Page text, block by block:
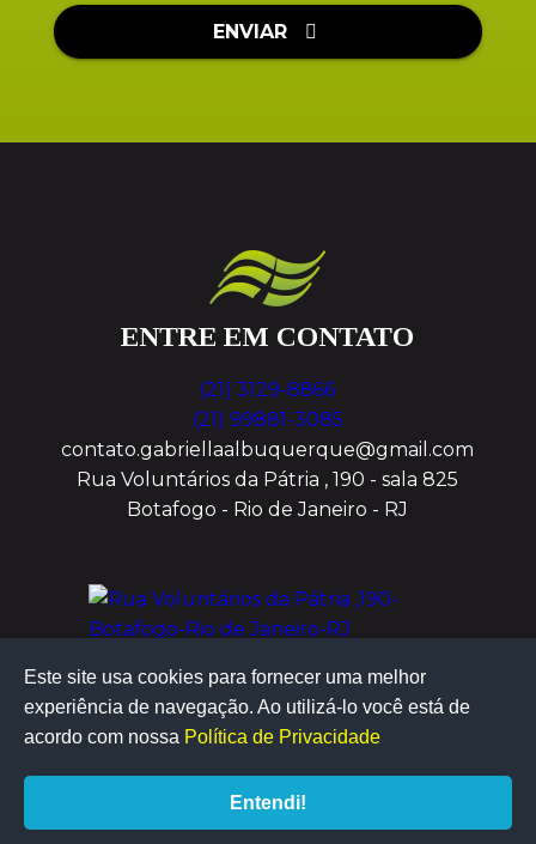
ENVIAR
ENTRE EM CONTATO
(21) 3129-8866
(21) 99881-3085
contato.gabriellaalbuquerque@gmail.com
Rua Voluntários da Pátria , 190 - sala 825
Botafogo - Rio de Janeiro - RJ
desenvolvido por
Este site usa cookies para fornecer uma melhor
experiência de navegação. Ao utilizá-lo você está de
acordo com nossa Política de Privacidade
Entendi!